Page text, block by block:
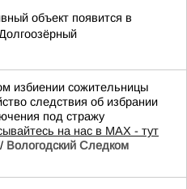
объект появится в
избиении сожительницы
следствия об избрании
под стражу
на нас в MAX - тут
Вологодский Следком